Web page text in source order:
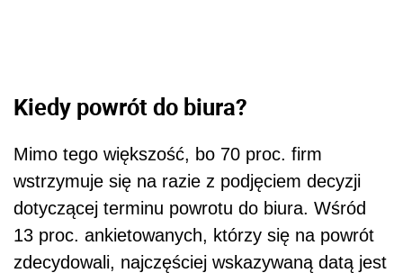
Kiedy powrót do biura?
Mimo tego większość, bo 70 proc. firm
wstrzymuje się na razie z podjęciem decyzji
dotyczącej terminu powrotu do biura. Wśród
13 proc. ankietowanych, którzy się na powrót
zdecydowali, najczęściej wskazywaną datą jest